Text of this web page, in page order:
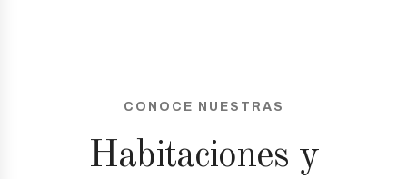
CONOCE NUESTRAS
Habitaciones y